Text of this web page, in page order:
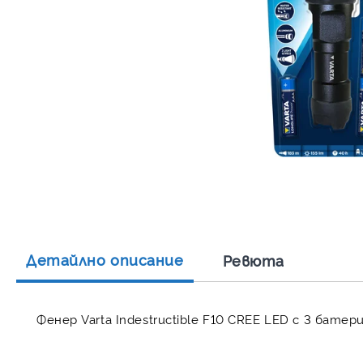
Детайлно описание Ревюта
Фенер Varta Indestructible F10 CREE LED с 3